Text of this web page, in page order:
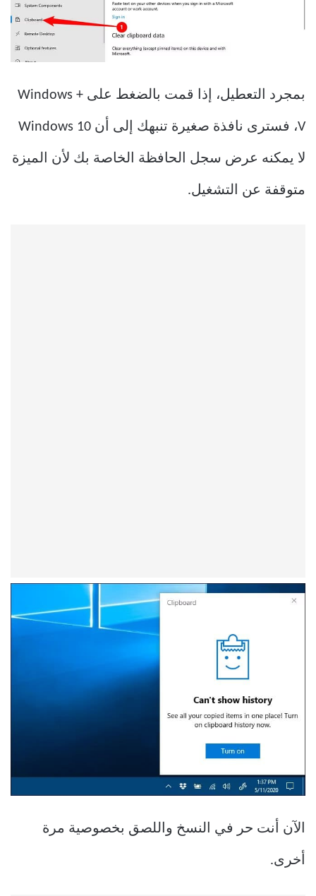
بمجرد التعطيل، إذا قمت بالضغط على Windows +
V، فسترى نافذة صغيرة تنبهك إلى أن Windows 10
لا يمكنه عرض سجل الحافظة الخاصة بك لأن الميزة
متوقفة عن التشغيل.
الآن أنت حر في النسخ واللصق بخصوصية مرة
أخرى.